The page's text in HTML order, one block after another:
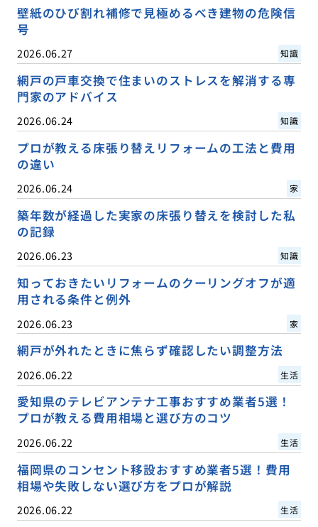
壁紙のひび割れ補修で見極めるべき建物の危険信
号
2026.06.27 知識
網戸の戸車交換で住まいのストレスを解消する専
門家のアドバイス
2026.06.24 知識
プロが教える床張り替えリフォームの工法と費用
の違い
2026.06.24 家
築年数が経過した実家の床張り替えを検討した私
の記録
2026.06.23 知識
知っておきたいリフォームのクーリングオフが適
用される条件と例外
2026.06.23 家
網戸が外れたときに焦らず確認したい調整方法
2026.06.22 生活
愛知県のテレビアンテナ工事おすすめ業者5選！
プロが教える費用相場と選び方のコツ
2026.06.22 生活
福岡県のコンセント移設おすすめ業者5選！費用
相場や失敗しない選び方をプロが解説
2026.06.22 生活